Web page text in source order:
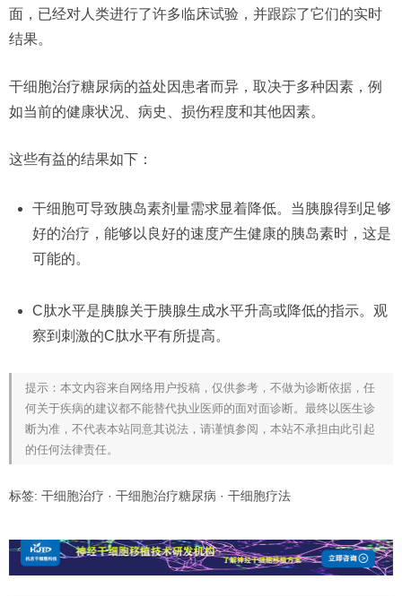
面，已经对人类进行了许多临床试验，并跟踪了它们的实时
结果。
干细胞治疗糖尿病的益处因患者而异，取决于多种因素，例
如当前的健康状况、病史、损伤程度和其他因素。
这些有益的结果如下：
干细胞可导致胰岛素剂量需求显着降低。当胰腺得到足够
好的治疗，能够以良好的速度产生健康的胰岛素时，这是
可能的。
C肽水平是胰腺关于胰腺生成水平升高或降低的指示。观
察到刺激的C肽水平有所提高。
提示：本文内容来自网络用户投稿，仅供参考，不做为诊断依据，任
何关于疾病的建议都不能替代执业医师的面对面诊断。最终以医生诊
断为准，不代表本站同意其说法，请谨慎参阅，本站不承担由此引起
的任何法律责任。
标签: 干细胞治疗 · 干细胞治疗糖尿病 · 干细胞疗法